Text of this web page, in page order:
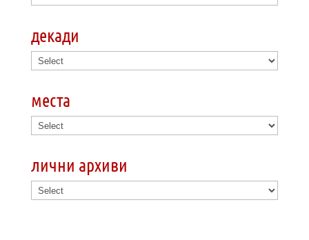
декади
места
лични архиви